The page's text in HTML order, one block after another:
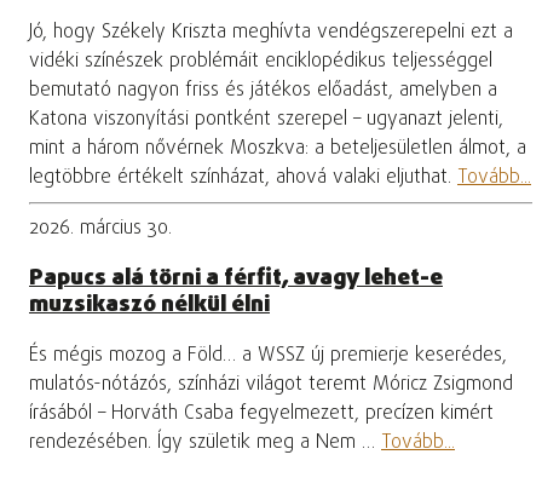
Jó, hogy Székely Kriszta meghívta vendégszerepelni ezt a
vidéki színészek problémáit enciklopédikus teljességgel
bemutató nagyon friss és játékos előadást, amelyben a
Katona viszonyítási pontként szerepel – ugyanazt jelenti,
mint a három nővérnek Moszkva: a beteljesületlen álmot, a
legtöbbre értékelt színházat, ahová valaki eljuthat. Tovább...
2026. március 30.
Papucs alá törni a férfit, avagy lehet-e
muzsikaszó nélkül élni
És mégis mozog a Föld… a WSSZ új premierje keserédes,
mulatós-nótázós, színházi világot teremt Móricz Zsigmond
írásából – Horváth Csaba fegyelmezett, precízen kimért
rendezésében. Így születik meg a Nem … Tovább...